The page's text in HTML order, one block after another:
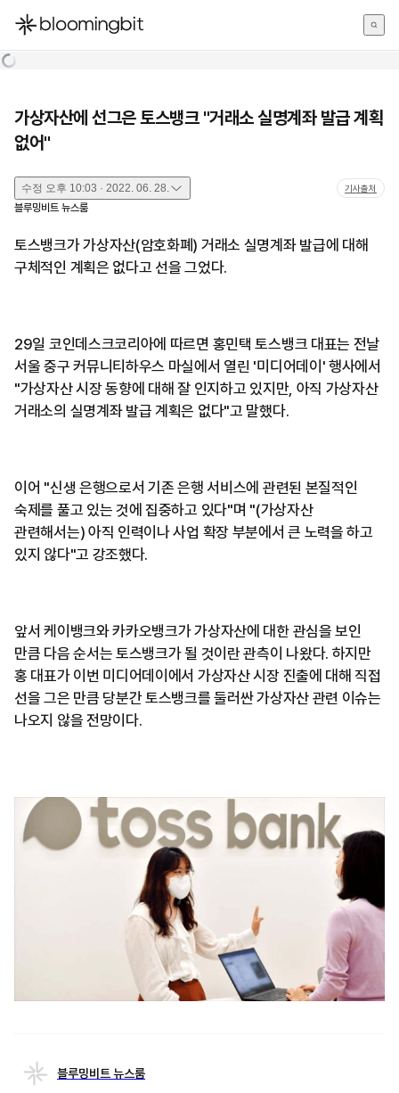
한국어
가상자산에 선그은 토스뱅크 "거래소 실명계좌 발급 계획
없어"
수정 오후 10:03 · 2022. 06. 28. 기사출처
블루밍비트 뉴스룸
토스뱅크가 가상자산(암호화폐) 거래소 실명계좌 발급에 대해
구체적인 계획은 없다고 선을 그었다.
29일 코인데스크코리아에 따르면 홍민택 토스뱅크 대표는 전날
서울 중구 커뮤니티하우스 마실에서 열린 '미디어데이' 행사에서
"가상자산 시장 동향에 대해 잘 인지하고 있지만, 아직 가상자산
거래소의 실명계좌 발급 계획은 없다"고 말했다.
이어 "신생 은행으로서 기존 은행 서비스에 관련된 본질적인
숙제를 풀고 있는 것에 집중하고 있다"며 "(가상자산
관련해서는) 아직 인력이나 사업 확장 부분에서 큰 노력을 하고
있지 않다"고 강조했다.
앞서 케이뱅크와 카카오뱅크가 가상자산에 대한 관심을 보인
만큼 다음 순서는 토스뱅크가 될 것이란 관측이 나왔다. 하지만
홍 대표가 이번 미디어데이에서 가상자산 시장 진출에 대해 직접
선을 그은 만큼 당분간 토스뱅크를 둘러싼 가상자산 관련 이슈는
나오지 않을 전망이다.
블루밍비트 뉴스룸